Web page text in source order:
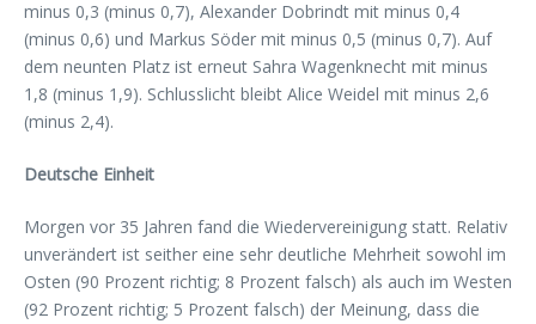
minus 0,3 (minus 0,7), Alexander Dobrindt mit minus 0,4
(minus 0,6) und Markus Söder mit minus 0,5 (minus 0,7). Auf
dem neunten Platz ist erneut Sahra Wagenknecht mit minus
1,8 (minus 1,9). Schlusslicht bleibt Alice Weidel mit minus 2,6
(minus 2,4).
Deutsche Einheit
Morgen vor 35 Jahren fand die Wiedervereinigung statt. Relativ
unverändert ist seither eine sehr deutliche Mehrheit sowohl im
Osten (90 Prozent richtig; 8 Prozent falsch) als auch im Westen
(92 Prozent richtig; 5 Prozent falsch) der Meinung, dass die